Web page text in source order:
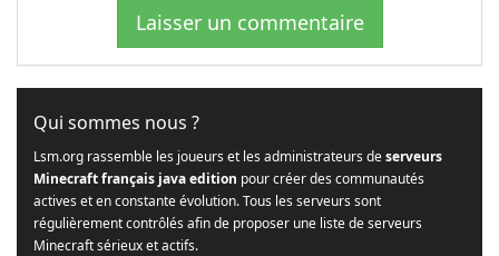
Laisser un commentaire
Qui sommes nous ?
Lsm.org rassemble les joueurs et les administrateurs deserveurs
Minecraft français java edition pour créer des communautés
actives et en constante évolution. Tous les serveurs sont
régulièrement contrôlés afin de proposer une liste de serveurs
Minecraft sérieux et actifs.